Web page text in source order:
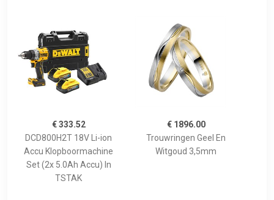
€ 333.52
DCD800H2T 18V Li-ion
Accu Klopboormachine
Set (2x 5.0Ah Accu) In
TSTAK
€ 1896.00
Trouwringen Geel En
Witgoud 3,5mm